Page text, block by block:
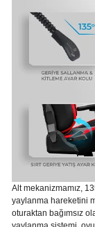
Alt mekanizmamız,
yaylanma hareketini
oturaktan bağımsız